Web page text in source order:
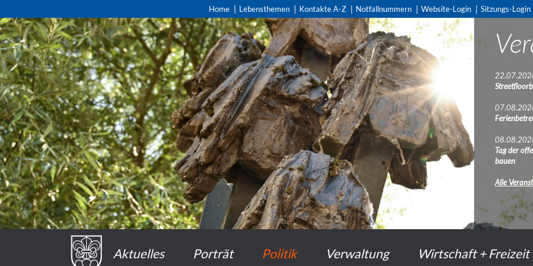
Home Lebensthemen Kontakte A-Z Notfallnummern Website-Login Sitzungs-Login
Tag der
bauen
Alle
Bau- und
Alle
Aktuelles Porträt Politik Verwaltung Wirtschaft + Freizeit